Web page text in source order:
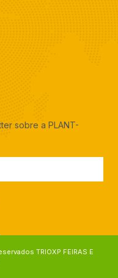
sobre a PLANT-
TRIOXP FEIRAS E